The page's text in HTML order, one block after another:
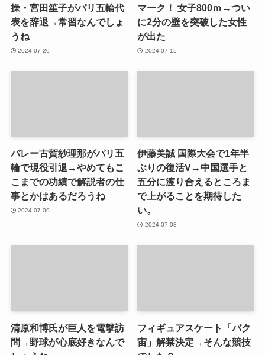
操・宮田笙子がパリ五輪代
表を辞退→常習なんでしょ
うね
2024-07-20
マーク！ 女子800ｍ→つい
に2分の壁を突破した女性
が出た
2024-07-15
バレー古賀紗理那がパリ五
輪で現役引退→やめてもこ
こまでの功績で解説者の仕
事とかはあるだろうね
2024-07-09
伊藤美誠 国際大会で1年半
ぶりの復活V→中国選手と
五分に渡り合えるところま
で上がることを期待した
い。
2024-07-08
清原和博氏が巨人を電撃訪
問→野球が心底好きなんで
フィギュアスケート「バク
宙」解禁決定→そんな競技